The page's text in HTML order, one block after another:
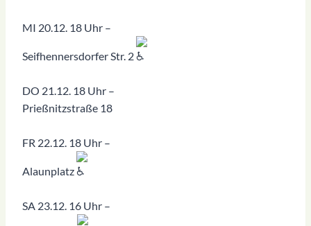
MI 20.12. 18 Uhr –
Seifhennersdorfer Str. 2
DO 21.12. 18 Uhr –
Prießnitzstraße 18
FR 22.12. 18 Uhr –
Alaunplatz
SA 23.12. 16 Uhr –